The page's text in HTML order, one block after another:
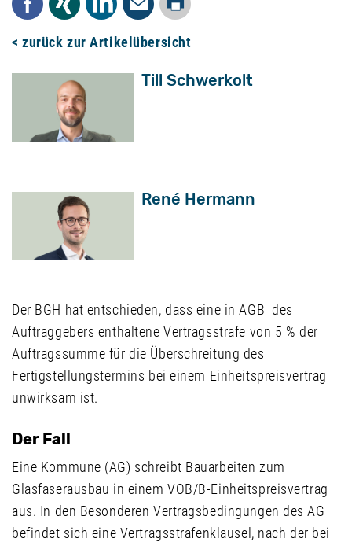
Facebook
Xing LinkedInMail
Drucken
< zurück zur Artikelübersicht
Till Schwerkolt
René Hermann
Der BGH hat entschieden, dass eine in AGB des
Auftraggebers enthaltene Vertragsstrafe von 5 % der
Auftragssumme für die Überschreitung des
Fertigstellungstermins bei einem Einheitspreisvertrag
unwirksam ist.
Der Fall
Eine Kommune (AG) schreibt Bauarbeiten zum
Glasfaserausbau in einem VOB/B-Einheitspreisvertrag
aus. In den Besonderen Vertragsbedingungen des AG
befindet sich eine Vertragsstrafenklausel, nach der bei